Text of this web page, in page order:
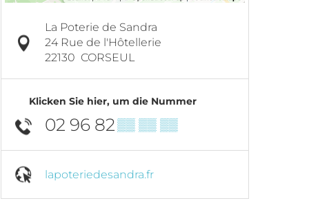
La Poterie de Sandra
24 Rue de l'Hôtellerie
22130 CORSEUL
Klicken Sie hier, um die Nummer
02 96 82▒▒ ▒▒ ▒▒
lapoteriedesandra.fr